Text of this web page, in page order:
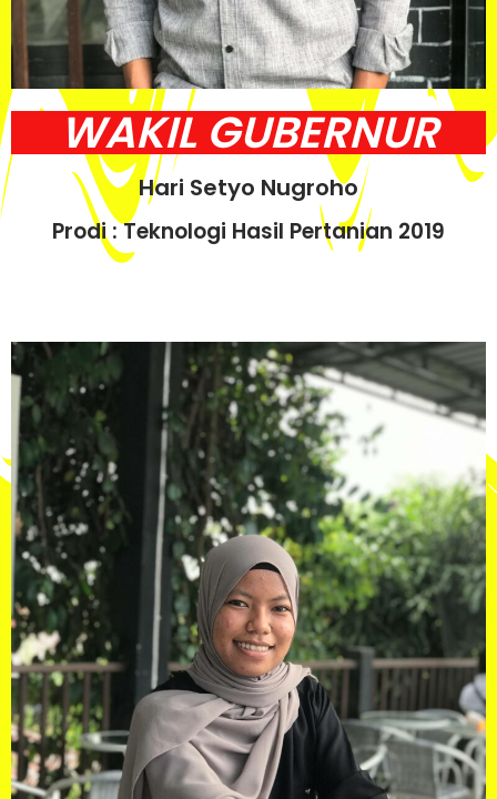
WAKIL GUBERNUR
Hari Setyo Nugroho
Prodi : Teknologi Hasil Pertanian 2019